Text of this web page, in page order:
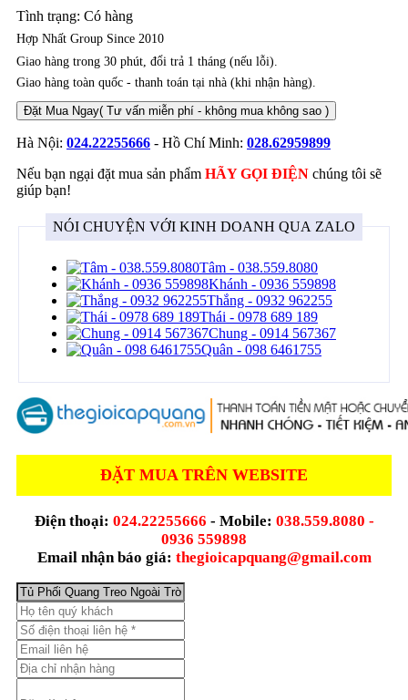
Tình trạng: Có hàng
Hợp Nhất Group Since 2010
Giao hàng trong 30 phút, đổi trả 1 tháng (nếu lỗi).
Giao hàng toàn quốc - thanh toán tại nhà (khi nhận hàng).
Đặt Mua Ngay( Tư vấn miễn phí - không mua không sao )
Hà Nội: 024.22255666 - Hồ Chí Minh: 028.62959899
Nếu bạn ngại đặt mua sản phẩm HÃY GỌI ĐIỆN chúng tôi sẽ
giúp bạn!
NÓI CHUYỆN VỚI KINH DOANH QUA ZALO
Tâm - 038.559.8080
Khánh - 0936 559898
Thắng - 0932 962255
Thái - 0978 689 189
Chung - 0914 567367
Quân - 098 6461755
ĐẶT MUA TRÊN WEBSITE
Điện thoại: 024.22255666 - Mobile: 038.559.8080 -
0936 559898
Email nhận báo giá: thegioicapquang@gmail.com